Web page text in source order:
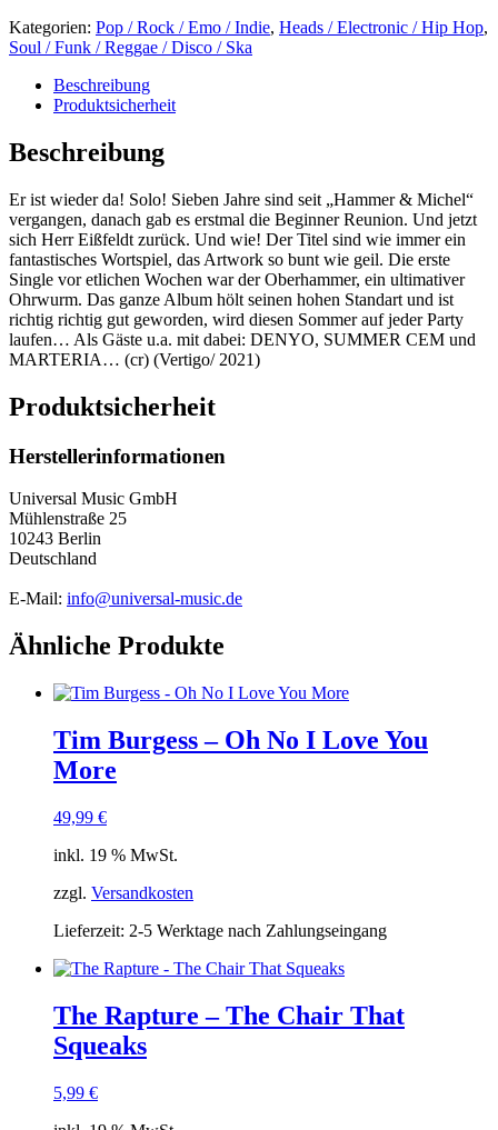
Kategorien: Pop / Rock / Emo / Indie, Heads / Electronic / Hip Hop,
Soul / Funk / Reggae / Disco / Ska
Beschreibung
Produktsicherheit
Beschreibung
Er ist wieder da! Solo! Sieben Jahre sind seit „Hammer & Michel“
vergangen, danach gab es erstmal die Beginner Reunion. Und jetzt
sich Herr Eißfeldt zurück. Und wie! Der Titel sind wie immer ein
fantastisches Wortspiel, das Artwork so bunt wie geil. Die erste
Single vor etlichen Wochen war der Oberhammer, ein ultimativer
Ohrwurm. Das ganze Album hölt seinen hohen Standart und ist
richtig richtig gut geworden, wird diesen Sommer auf jeder Party
laufen… Als Gäste u.a. mit dabei: DENYO, SUMMER CEM und
MARTERIA… (cr) (Vertigo/ 2021)
Produktsicherheit
Herstellerinformationen
Universal Music GmbH
Mühlenstraße 25
10243 Berlin
Deutschland
E-Mail: info@universal-music.de
Ähnliche Produkte
Tim Burgess – Oh No I Love You
More
49,99 €
inkl. 19 % MwSt.
zzgl. Versandkosten
Lieferzeit: 2-5 Werktage nach Zahlungseingang
The Rapture – The Chair That
Squeaks
5,99 €